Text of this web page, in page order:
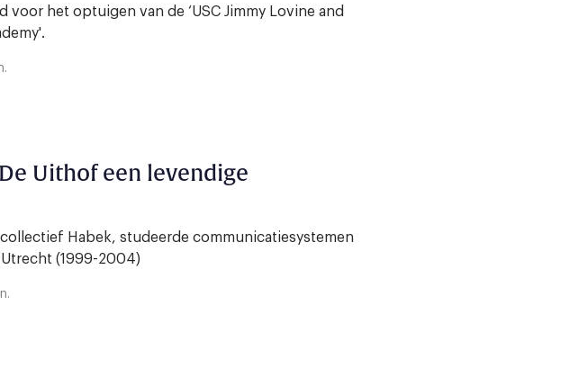
voor het optuigen van de ‘USC Jimmy Lovine and
Uithof een levendige
Habek, studeerde communicatiesystemen
(1999-2004)